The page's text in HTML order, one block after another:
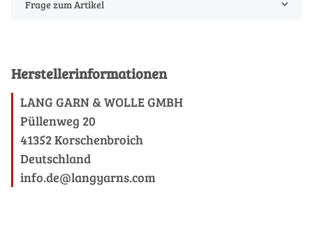
Frage zum Artikel
Herstellerinformationen
LANG GARN & WOLLE GMBH
Püllenweg 20
41352 Korschenbroich
Deutschland
info.de@langyarns.com